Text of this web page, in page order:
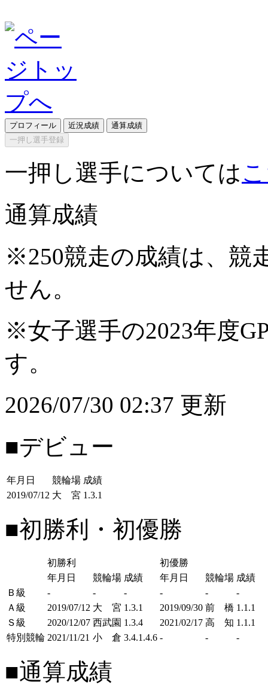
プロフィール 近況成績
通算成績
一押し選手登録
一押し選手については
通算成績
※250競走の成績は、競
せん。
※女子選手の2023年度
す。
2026/07/30 02:37 更新
■デビュー
年月日 競輪場 成績
2019/07/12 大 宮 1.3.1
■初勝利・初優勝
初勝利
初優勝
年月日
競輪場 成績 年月日 競輪場 成績
Ｂ級
- - - - -
-
Ａ級
2019/07/12 大 宮 1.3.1 2019/09/30 前 橋 1.1.1
Ｓ級
2020/12/07 西武園 1.3.4 2021/02/17 高 知 1.1.1
特別競輪 2021/11/21 小 倉 3.4.1.4.6 - - -
■通算成績